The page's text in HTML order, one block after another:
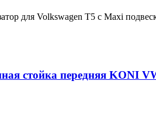
для Volkswagen T5 c Maxi
стойка передняя KONI